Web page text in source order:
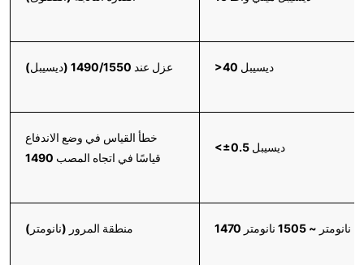
عزل عند 1490/1550 (ديسيبل) >40 ديسيبل
خطأ القياس في وضع الاندفاع
1490 قياسًا في اتجاه المصب
<±0.5 ديسيبل
منطقة المرور (نانومتر) 1470 نانومتر ~ 1505 نانومتر